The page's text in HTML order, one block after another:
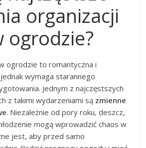
organizacji
ogrodzie?
ogrodzie to romantyczna i
wymaga starannego
Jednym z najczęstszych
z takimi wydarzeniami są zmienne
. Niezależnie od pory roku, deszcz,
mogą wprowadzić chaos w
jest, aby przed samo